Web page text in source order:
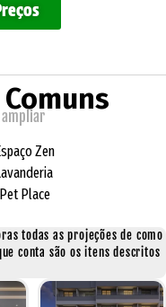
ampliar
Zen
Pet Place
todas as projeções de como
conta são os itens descritos